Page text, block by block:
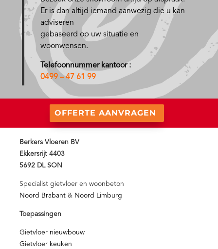
Er is dan altijd iemand aanwezig die u kan
adviseren
gebaseerd op uw situatie en
woonwensen.
Telefoonnummer kantoor :
0499 – 47 61 99
OFFERTE AANVRAGEN
Berkers Vloeren BV
Ekkersrijt 4403
5692 DL SON
Specialist gietvloer en woonbeton
Noord Brabant & Noord Limburg
Toepassingen
Gietvloer nieuwbouw
Gietvloer keuken